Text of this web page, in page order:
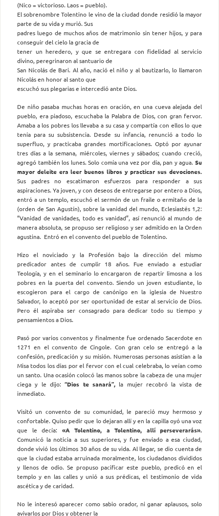
(Nico = victorioso. Laos = pueblo).
El sobrenombre Tolentino le vino de la ciudad donde residió la mayor
parte de su vida y murió. Sus
padres luego de muchos años de matrimonio sin tener hijos, y para
conseguir del cielo la gracia de
tener un heredero, y que se entregara con fidelidad al servicio
divino, peregrinaron al santuario de
San Nicolás de Bari. Al año, nació el niño y al bautizarlo, lo llamaron
Nicolás en honor al santo que
escuchó sus plegarias e intercedió ante Dios.
De niño pasaba muchas horas en oración, en una cueva alejada del
pueblo, era piadoso, escuchaba la Palabra de Dios, con gran fervor.
Amaba a los pobres los llevaba a su casa y compartía con ellos lo que
tenía para su subsistencia. Desde su infancia, renunció a todo lo
superfluo, y practicaba grandes mortificaciones. Optó por ayunar
tres días a la semana, miércoles, viernes y sábados; cuando creció,
agregó también los lunes. Solo comía una vez por día, pan y agua. Su
mayor deleite era leer buenos libros y practicar sus devociones.
Sus padres no escatimaron esfuerzos para responder a sus
aspiraciones. Ya joven, y con deseos de entregarse por entero a Dios,
entró a un templo, escuchó el sermón de un fraile o ermitaño de la
(orden de San Agustín), sobre la vanidad del mundo, Eclesiastés 1,2:
“Vanidad de vanidades, todo es vanidad”, así renunció al mundo de
manera absoluta, se propuso ser religioso y ser admitido en la Orden
agustina. Entró en el convento del pueblo de Tolentino.
Hizo el noviciado y la Profesión bajo la dirección del mismo
predicador antes de cumplir 18 años. Fue enviado a estudiar
Teología, y en el seminario lo encargaron de repartir limosna a los
pobres en la puerta del convento. Siendo un joven estudiante, lo
escogieron para el cargo de canónigo en la iglesia de Nuestro
Salvador, lo aceptó por ser oportunidad de estar al servicio de Dios.
Pero él aspiraba ser consagrado para dedicar todo su tiempo y
pensamientos a Dios.
Pasó por varios conventos y finalmente fue ordenado Sacerdote en
1271 en el convento de Cingole. Con gran celo se entregó a la
confesión, predicación y su misión. Numerosas personas asistían a la
Misa todos los días por el fervor con el cual celebraba, lo veían como
un santo. Una ocasión colocó las manos sobre la cabeza de una mujer
ciega y le dijo:“Dios te sanará”, la mujer recobró la vista de
inmediato.
Visitó un convento de su comunidad, le pareció muy hermoso y
confortable. Quiso pedir que lo dejaran allí y en la capilla oyó una voz
que le decía: «A Tolentino, a Tolentino, allí perseverarás».
Comunicó la noticia a sus superiores, y fue enviado a esa ciudad,
donde vivió los últimos 30 años de su vida. Al llegar, se dio cuenta de
que la ciudad estaba arruinada moralmente, los ciudadanos divididos
y llenos de odio. Se propuso pacificar este pueblo, predicó en el
templo y en las calles y unió a sus prédicas, el testimonio de vida
ascética y de caridad.
No le interesó aparecer como sabio orador, ni ganar aplausos, solo
avivarlos por Dios y obtener la